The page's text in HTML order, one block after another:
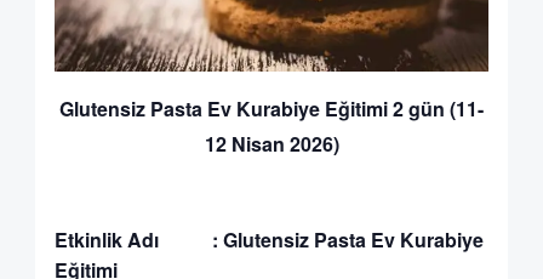
Glutensiz Pasta Ev Kurabiye Eğitimi 2 gün (11-
12 Nisan 2026)
Etkinlik Adı : Glutensiz Pasta Ev Kurabiye
Eğitimi